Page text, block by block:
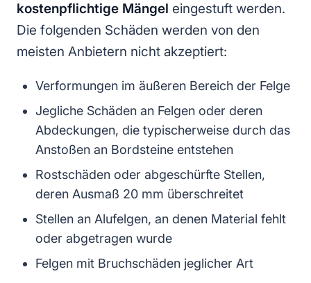
kostenpflichtige Mängel eingestuft werden.
Die folgenden Schäden werden von den
meisten Anbietern nicht akzeptiert:
Verformungen im äußeren Bereich der Felge
Jegliche Schäden an Felgen oder deren
Abdeckungen, die typischerweise durch das
Anstoßen an Bordsteine entstehen
Rostschäden oder abgeschürfte Stellen,
deren Ausmaß 20 mm überschreitet
Stellen an Alufelgen, an denen Material fehlt
oder abgetragen wurde
Felgen mit Bruchschäden jeglicher Art